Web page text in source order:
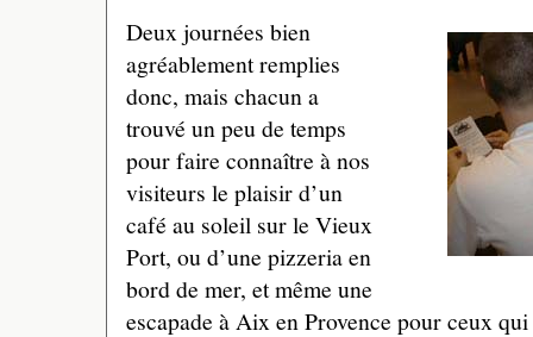
Deux journées bien
agréablement remplies
donc, mais chacun a
trouvé un peu de temps
pour faire connaître à nos
visiteurs le plaisir d’un
café au soleil sur le Vieux
Port, ou d’une pizzeria en
bord de mer, et même une
escapade à Aix en Provence pour ceux